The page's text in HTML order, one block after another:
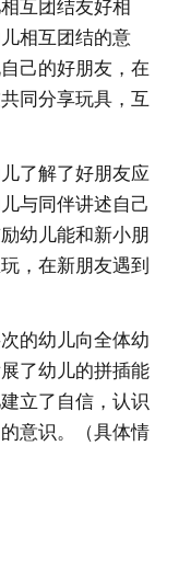
互团结友好相
相互团结的意
己的好朋友，在
同分享玩具，互
了解了好朋友应
与同伴讲述自己
幼儿能和新小朋
，在新朋友遇到
的幼儿向全体幼
了幼儿的拼插能
立了自信，认识
意识。（具体情